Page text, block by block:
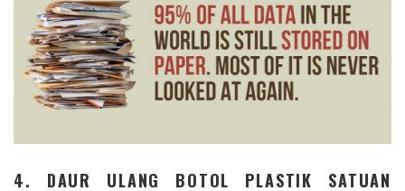
4. DAUR ULANG BOTOL PLASTIK SATUAN